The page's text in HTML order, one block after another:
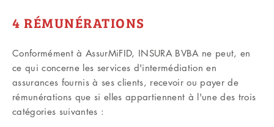
4 RÉMUNÉRATIONS
Conformément à AssurMiFID, INSURA BVBA ne peut, en
ce qui concerne les services d'intermédiation en
assurances fournis à ses clients, recevoir ou payer de
rémunérations que si elles appartiennent à l'une des trois
catégories suivantes :